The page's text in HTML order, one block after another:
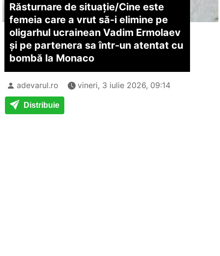
Răsturnare de situație/Cine este
femeia care a vrut să-i elimine pe
oligarhul ucrainean Vadim Ermolaev
și pe partenera sa într-un atentat cu
bombă la Monaco
adevarul.ro vineri, 3 iulie 2026, 09:14
Distribuie